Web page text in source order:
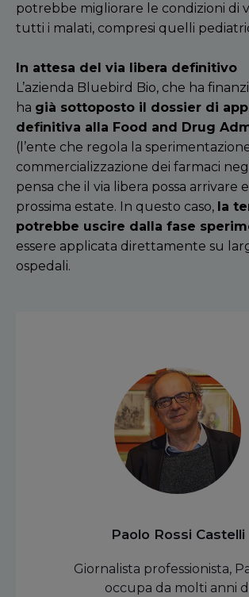
potrebbe migliorare le condizioni di
tutti i malati, compresi quelli
In attesa del via libera definitivo
L’azienda Bluebird Bio, che ha
ha già sottoposto il dossier di
definitiva alla Food and Drug
(l’ente che regola la
commercializzazione dei farmaci
pensa che il via libera possa arrivare
prossima estate. In questo caso, la
potrebbe uscire dalla fase
essere applicata direttamente su
ospedali.
Paolo Rossi Castelli
Giornalista professionista,
occupa da molti anni